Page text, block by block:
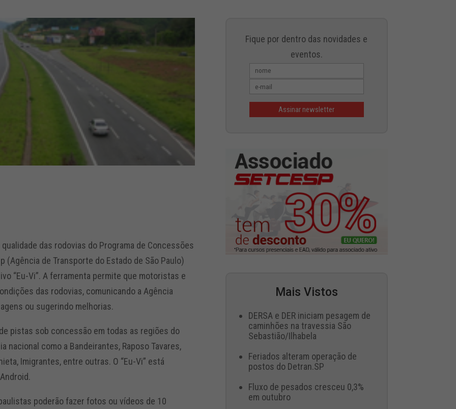
das rodovias do Programa de Concessões
(Agência de Transporte do Estado de São Paulo)
“Eu-Vi”. A ferramenta permite que motoristas e
das rodovias, comunicando a Agência
ou sugerindo melhorias.
pistas sob concessão em todas as regiões do
nacional como a Bandeirantes, Raposo Tavares,
Imigrantes, entre outras. O “Eu-Vi” está
poderão fazer fotos ou vídeos de 10
Fique por dentro das novidades e
eventos.
Mais Vistos
DERSA e DER iniciam pesagem de
caminhões na travessia São
Sebastião/Ilhabela
Feriados alteram operação de
postos do Detran.SP
Fluxo de pesados cresceu 0,3%
em outubro